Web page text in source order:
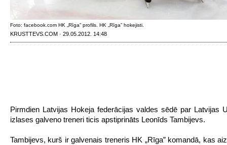
Foto: facebook.com HK „Rīga” profils. HK „Rīga” hokejisti.
KRUSTTEVS.COM · 29.05.2012. 14:48
Pirmdien Latvijas Hokeja federācijas valdes sēdē par Latvijas
izlases galveno treneri ticis apstiprināts Leonīds Tambijevs.
Tambijevs, kurš ir galvenais treneris HK „Rīga” komandā, kas